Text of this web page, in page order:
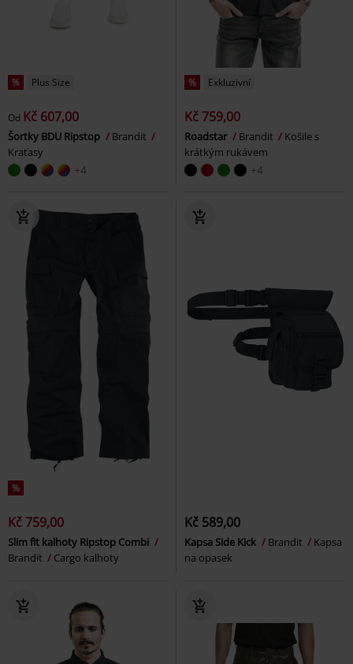
% Plus Size
Od Kč 607,00
Šortky BDU Ripstop
Brandit
Kraťasy
+4
% Exkluzivní
Kč 759,00
Roadstar Brandit
Košile s
krátkým rukávem
+4
%
Kč 759,00
Slim fit kalhoty Ripstop Combi
Brandit
Cargo kalhoty
Kč 589,00
Kapsa Side Kick Brandit
Kapsa
na opasek